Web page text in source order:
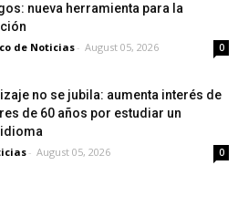
nueva herramienta para la
de Noticias- August 05, 2026 0
no se jubila: aumenta interés de
de 60 años por estudiar un
- August 05, 2026 0